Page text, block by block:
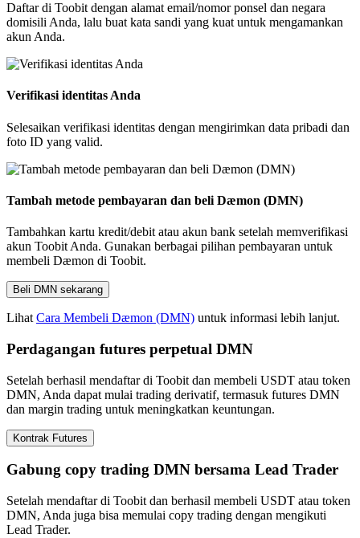
Daftar di Toobit dengan alamat email/nomor ponsel dan negara
domisili Anda, lalu buat kata sandi yang kuat untuk mengamankan
akun Anda.
Verifikasi identitas Anda
Selesaikan verifikasi identitas dengan mengirimkan data pribadi dan
foto ID yang valid.
Tambah metode pembayaran dan beli Dæmon (DMN)
Tambahkan kartu kredit/debit atau akun bank setelah memverifikasi
akun Toobit Anda. Gunakan berbagai pilihan pembayaran untuk
membeli Dæmon di Toobit.
Beli DMN sekarang
Lihat Cara Membeli Dæmon (DMN) untuk informasi lebih lanjut.
Perdagangan futures perpetual DMN
Setelah berhasil mendaftar di Toobit dan membeli USDT atau token
DMN, Anda dapat mulai trading derivatif, termasuk futures DMN
dan margin trading untuk meningkatkan keuntungan.
Kontrak Futures
Gabung copy trading DMN bersama Lead Trader
Setelah mendaftar di Toobit dan berhasil membeli USDT atau token
DMN, Anda juga bisa memulai copy trading dengan mengikuti
Lead Trader.